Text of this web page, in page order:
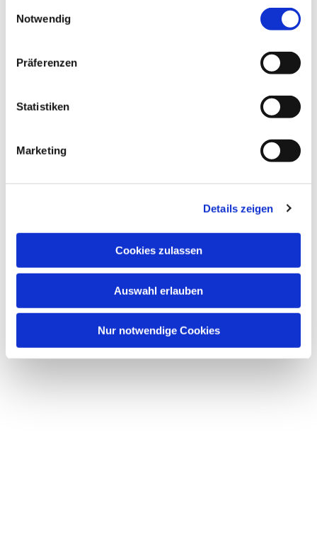
Notwendig
Präferenzen
Statistiken
Marketing
Details zeigen
Cookies zulassen
Auswahl erlauben
Nur notwendige Cookies